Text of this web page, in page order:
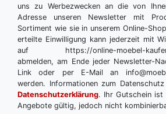
uns zu Werbezwecken an die von
Adresse unseren Newsletter mit
Sortiment wie sie in unserem Online-
erteilte Einwilligung kann jederzeit mit
auf https://online-moebel-
abmelden, am Ende jeder Newsletter-
Link oder per E-Mail an
werden. Informationen zum
Datenschutzerklärung. Ihr Gutschein
Angebote gültig, jedoch nicht